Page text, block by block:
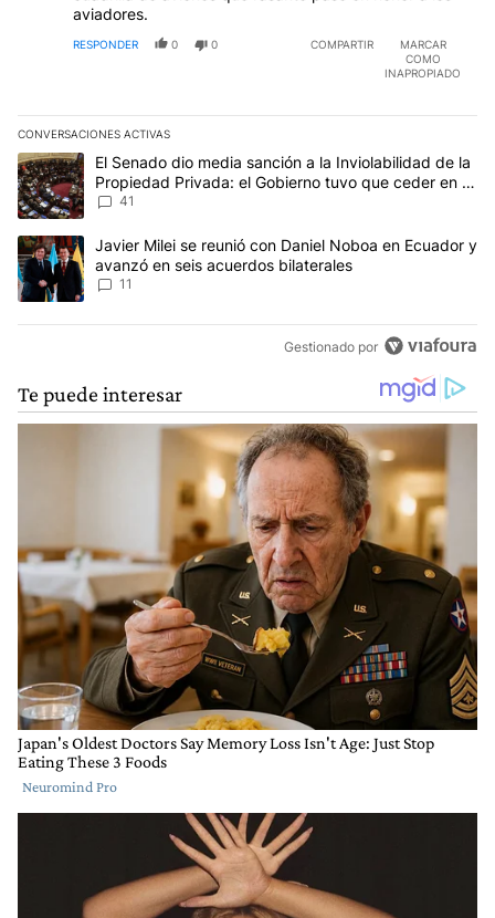
aviadores.
RESPONDER 0 0 COMPARTIR
MARCAR
COMO
INAPROPIADO
CONVERSACIONES ACTIVAS
Este listado muestra los artículos con más comentarios en los
Un artículo de tendencia con el título "El Senado dio media
El Senado dio media sanción a la Inviolabilidad de la
Propiedad Privada: el Gobierno tuvo que ceder en la
Ley del Manejo del Fuego
41
Un artículo de tendencia con el título "Javier Milei se reunió con
Javier Milei se reunió con Daniel Noboa en Ecuador y
avanzó en seis acuerdos bilaterales
11
Gestionado por